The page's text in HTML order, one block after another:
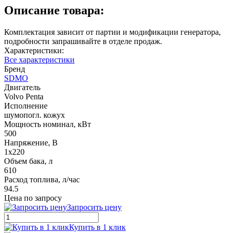
Описание товара:
Комплектация зависит от партии и модификации генератора,
подробности запрашивайте в отделе продаж.
Характеристики:
Все характеристики
Бренд
SDMO
Двигатель
Volvo Penta
Исполнение
шумопогл. кожух
Мощность номинал, кВт
500
Напряжение, В
1x220
Объем бака, л
610
Расход топлива, л/час
94.5
Цена по запросу
Запросить цену
Купить в 1 клик